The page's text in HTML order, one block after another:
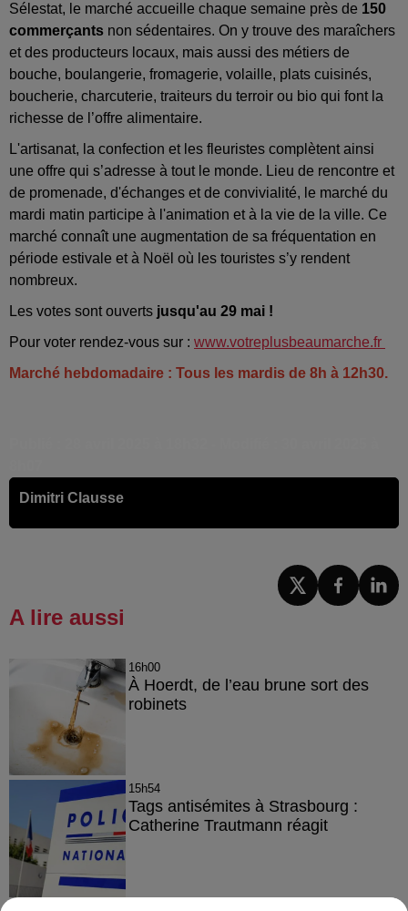
Sélestat, le marché accueille chaque semaine près de 150
commerçants non sédentaires. On y trouve des maraîchers
et des producteurs locaux, mais aussi des métiers de
bouche, boulangerie, fromagerie, volaille, plats cuisinés,
boucherie, charcuterie, traiteurs du terroir ou bio qui font la
richesse de l’offre alimentaire.
L'artisanat, la confection et les fleuristes complètent ainsi
une offre qui s’adresse à tout le monde. Lieu de rencontre et
de promenade, d'échanges et de convivialité, le marché du
mardi matin participe à l'animation et à la vie de la ville. Ce
marché connaît une augmentation de sa fréquentation en
période estivale et à Noël où les touristes s’y rendent
nombreux.
Les votes sont ouverts jusqu'au 29 mai !
Pour voter rendez-vous sur : www.votreplusbeaumarche.fr
Marché hebdomadaire : Tous les mardis de 8h à 12h30.
Dimitri Clausse
A lire aussi
16h00
À Hoerdt, de l’eau brune sort des
robinets
15h54
Tags antisémites à Strasbourg :
Catherine Trautmann réagit